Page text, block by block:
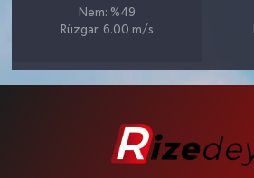
Nem: %49
Rüzgar: 6.00 m/s